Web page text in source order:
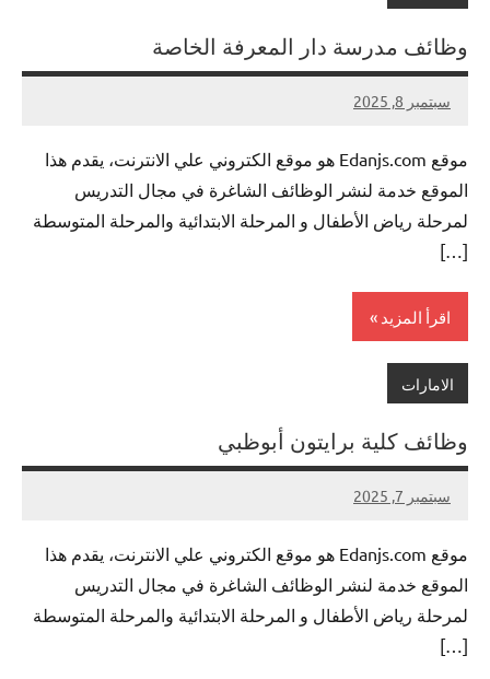
وظائف مدرسة دار المعرفة الخاصة
سبتمبر 8, 2025
nazto
لا
تعليقات
موقع Edanjs.com هو موقع الكتروني علي الانترنت، يقدم هذا
الموقع خدمة لنشر الوظائف الشاغرة في مجال التدريس
لمرحلة رياض الأطفال و المرحلة الابتدائية والمرحلة المتوسطة
[…]
اقرأ المزيد
الامارات
وظائف كلية برايتون أبوظبي
سبتمبر 7, 2025
nazto
لا
تعليقات
موقع Edanjs.com هو موقع الكتروني علي الانترنت، يقدم هذا
الموقع خدمة لنشر الوظائف الشاغرة في مجال التدريس
لمرحلة رياض الأطفال و المرحلة الابتدائية والمرحلة المتوسطة
[…]